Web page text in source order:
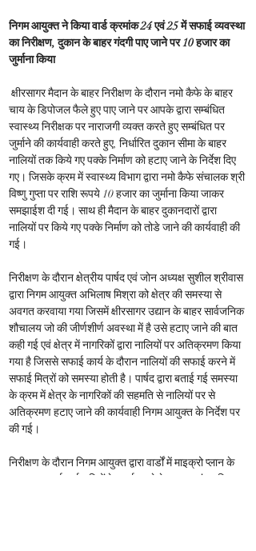
निगम आयुक्त ने किया वार्ड क्रमांक 24 एवं 25 में सफाई व्यवस्था
का निरीक्षण, दुकान के बाहर गंदगी पाए जाने पर 10 हजार का
जुर्माना किया
क्षीरसागर मैदान के बाहर निरीक्षण के दौरान नमो कैफे के बाहर
चाय के डिपोजल फैले हुए पाए जाने पर आपके द्वारा सम्बंधित
स्वास्थ्य निरीक्षक पर नाराजगी व्यक्त करते हुए सम्बंधित पर
जुर्माने की कार्यवाही करते हुए, निर्धारित दुकान सीमा के बाहर
नालियों तक किये गए पक्के निर्माण को हटाए जाने के निर्देश दिए
गए। जिसके क्रम में स्वास्थ्य विभाग द्वारा नमो कैफे संचालक श्री
विष्णु गुप्ता पर राशि रूपये 10 हजार का जुर्माना किया जाकर
समझाईश दी गई। साथ ही मैदान के बाहर दुकानदारों द्वारा
नालियों पर किये गए पक्के निर्माण को तोडे जाने की कार्यवाही की
गई।
निरीक्षण के दौरान क्षेत्रीय पार्षद एवं जोन अध्यक्ष सुशील श्रीवास
द्वारा निगम आयुक्त अभिलाष मिश्रा को क्षेत्र की समस्या से
अवगत करवाया गया जिसमें क्षीरसागर उद्यान के बाहर सार्वजनिक
शौचालय जो की जीर्णशीर्ण अवस्था में है उसे हटाए जाने की बात
कही गई एवं क्षेत्र में नागरिकों द्वारा नालियों पर अतिक्रमण किया
गया है जिससे सफाई कार्य के दौरान नालियों की सफाई करने में
सफाई मित्रों को समस्या होती है। पार्षद द्वारा बताई गई समस्या
के क्रम में क्षेत्र के नागरिकों की सहमति से नालियों पर से
अतिक्रमण हटाए जाने की कार्यवाही निगम आयुक्त के निर्देश पर
की गई।
निरीक्षण के दौरान निगम आयुक्त द्वारा वार्डों में माइक्रो प्लान के
अनुसार सफाई कर्मचारियों के कार्य करने के स्थान एवं उपस्थित